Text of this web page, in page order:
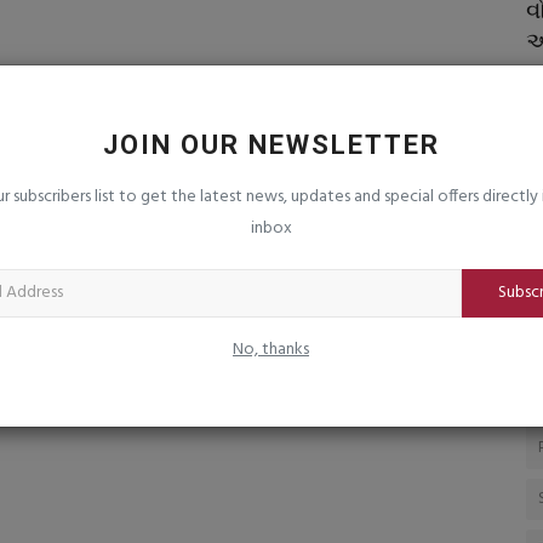
JOIN OUR NEWSLETTER
subscribers list to get the latest news, updates and special offers directly
inbox
No, thanks